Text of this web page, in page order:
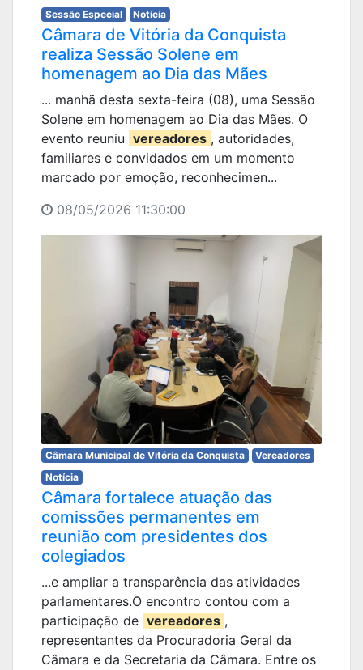
Sessão Especial
Notícia
Câmara de Vitória da Conquista
realiza Sessão Solene em
homenagem ao Dia das Mães
... manhã desta sexta-feira (08), uma Sessão
Solene em homenagem ao Dia das Mães. O
evento reuniu vereadores , autoridades,
familiares e convidados em um momento
marcado por emoção, reconhecimen...
08/05/2026 11:30:00
Câmara Municipal de Vitória da Conquista
Vereadores
Notícia
Câmara fortalece atuação das
comissões permanentes em
reunião com presidentes dos
colegiados
...e ampliar a transparência das atividades
parlamentares.O encontro contou com a
participação de vereadores ,
representantes da Procuradoria Geral da
Câmara e da Secretaria da Câmara. Entre os